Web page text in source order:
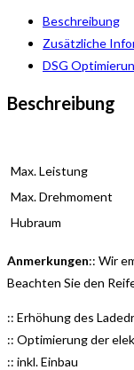
Beschreibung
Zusätzliche
DSG
Beschreibung
Max. Leistung
Max. Drehmoment
Hubraum
Anmerkungen:: Wir
Beachten Sie den
:: Erhöhung des
:: Optimierung der
:: inkl. Einbau